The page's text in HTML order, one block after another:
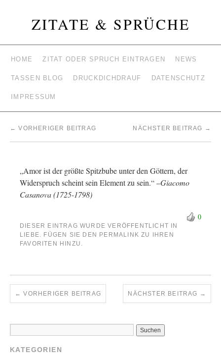
ZITATE & SPRÜCHE
HOME ZITAT ODER SPRUCH EINTRAGEN NEWS
TASSEN BLOG DRUCKDICHDRAUF DATENSCHUTZ
IMPRESSUM
← VORHERIGER BEITRAG NÄCHSTER BEITRAG →
„Amor ist der größte Spitzbube unter den Göttern, der
Widerspruch scheint sein Element zu sein.“ –Giacomo
Casanova (1725-1798)
0
DIESER EINTRAG WURDE VERÖFFENTLICHT IN
LIEBE. FÜGEN SIE DEN PERMALINK ZU IHREN
FAVORITEN HINZU.
← VORHERIGER BEITRAG NÄCHSTER BEITRAG →
KATEGORIEN